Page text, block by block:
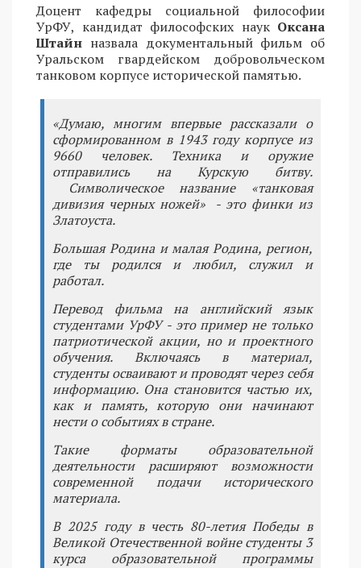
Доцент кафедры социальной философии
УрФУ, кандидат философских наукОксана
Штайн назвала документальный фильм об
Уральском гвардейском добровольческом
танковом корпусе исторической памятью.
«Думаю, многим впервые рассказали о
сформированном в 1943 году корпусе из
9660 человек. Техника и оружие
отправились на Курскую битву.
Символическое название «танковая
дивизия черных ножей» - это финки из
Златоуста.
Большая Родина и малая Родина, регион,
где ты родился и любил, служил и
работал.
Перевод фильма на английский язык
студентами УрФУ - это пример не только
патриотической акции, но и проектного
обучения. Включаясь в материал,
студенты осваивают и проводят через себя
информацию. Она становится частью их,
как и память, которую они начинают
нести о событиях в стране.
Такие форматы образовательной
деятельности расширяют возможности
современной подачи исторического
материала.
В 2025 году в честь 80-летия Победы в
Великой Отечественной войне студенты 3
курса образовательной программы